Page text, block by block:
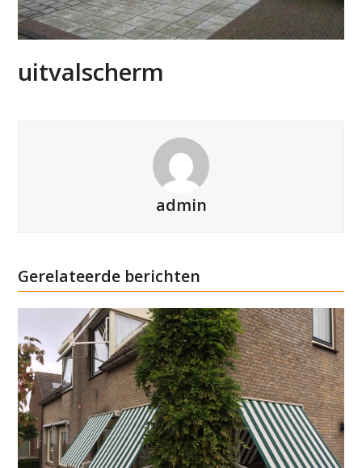
uitvalscherm
admin
Gerelateerde berichten